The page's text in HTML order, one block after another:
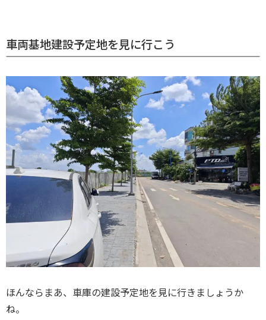
車両基地建設予定地を見に行こう
ほんならまあ、車庫の建設予定地を見に行きましょうか
ね。